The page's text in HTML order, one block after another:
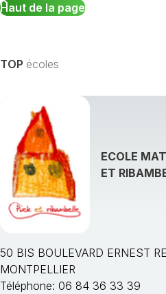
Haut de la page
TOP écoles
ECOLE
ET
50 BIS BOULEVARD ERNEST
MONTPELLIER
Téléphone: 06 84 36 33 39